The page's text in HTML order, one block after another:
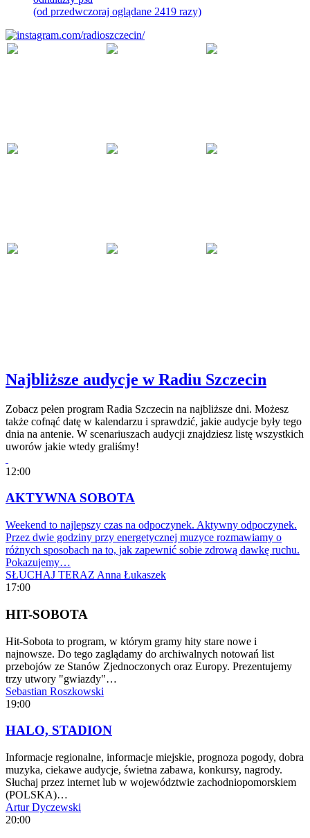
(od przedwczoraj oglądane 2419 razy)
Najbliższe audycje w Radiu Szczecin
Zobacz pełen program Radia Szczecin na najbliższe dni. Możesz
także cofnąć datę w kalendarzu i sprawdzić, jakie audycje były tego
dnia na antenie. W scenariuszach audycji znajdziesz listę wszystkich
uworów jakie wtedy graliśmy!
12:00
AKTYWNA SOBOTA
Weekend to najlepszy czas na odpoczynek. Aktywny odpoczynek.
Przez dwie godziny przy energetycznej muzyce rozmawiamy o
różnych sposobach na to, jak zapewnić sobie zdrową dawkę ruchu.
Pokazujemy…
SŁUCHAJ TERAZ Anna Łukaszek
17:00
HIT-SOBOTA
Hit-Sobota to program, w którym gramy hity stare nowe i
najnowsze. Do tego zaglądamy do archiwalnych notowań list
przebojów ze Stanów Zjednoczonych oraz Europy. Prezentujemy
trzy utwory "gwiazdy"…
Sebastian Roszkowski
19:00
HALO, STADION
Informacje regionalne, informacje miejskie, prognoza pogody, dobra
muzyka, ciekawe audycje, świetna zabawa, konkursy, nagrody.
Słuchaj przez internet lub w województwie zachodniopomorskiem
(POLSKA)…
Artur Dyczewski
20:00